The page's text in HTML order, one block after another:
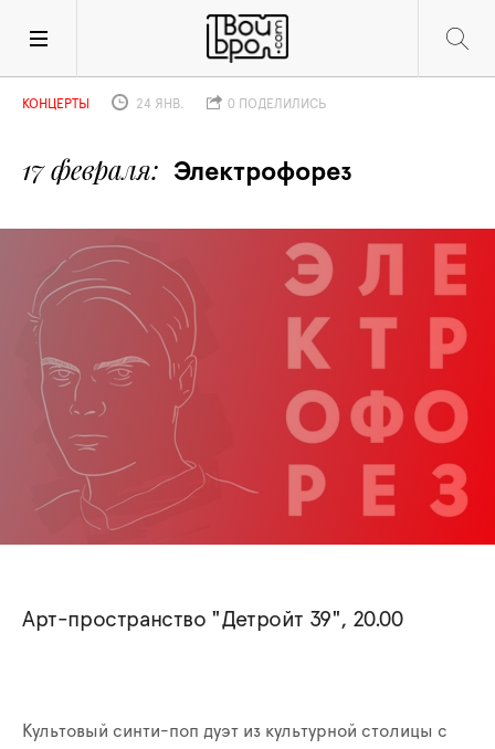
17 февраля Электрофорез
КОНЦЕРТЫ 24 ЯНВ. 0 ПОДЕЛИЛИСЬ
Арт-пространство "Детройт 39", 20.00
Культовый синти-поп дуэт из культурной столицы с